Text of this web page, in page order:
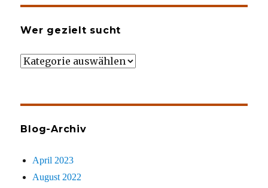
Wer gezielt sucht
Wer
Blog-Archiv
April 2023
August 2022